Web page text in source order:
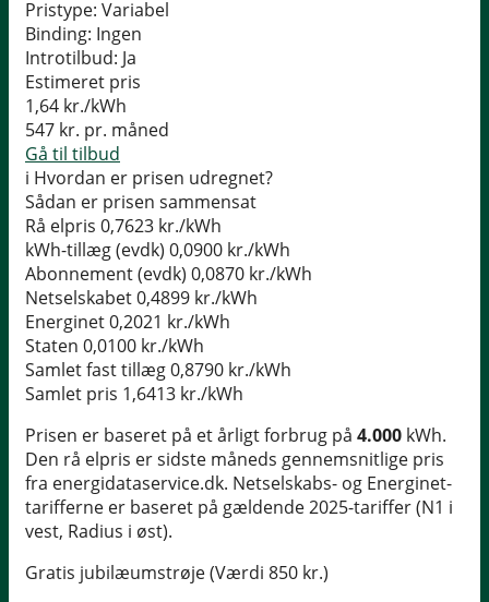
Pristype: Variabel
Binding: Ingen
Introtilbud: Ja
Estimeret pris
1,64 kr./kWh
547 kr. pr. måned
Gå til tilbud
i Hvordan er prisen udregnet?
Sådan er prisen sammensat
Rå elpris 0,7623 kr./kWh
kWh-tillæg (evdk) 0,0900 kr./kWh
Abonnement (evdk) 0,0870 kr./kWh
Netselskabet0,4899 kr./kWh
Energinet0,2021 kr./kWh
Staten 0,0100 kr./kWh
Samlet fast tillæg0,8790 kr./kWh
Samlet pris 1,6413 kr./kWh
Prisen er baseret på et årligt forbrug på 4.000 kWh.
Den rå elpris er sidste måneds gennemsnitlige pris
fra energidataservice.dk. Netselskabs- og Energinet-
tarifferne er baseret på gældende 2025-tariffer (N1 i
vest, Radius i øst).
Gratis jubilæumstrøje (Værdi 850 kr.)